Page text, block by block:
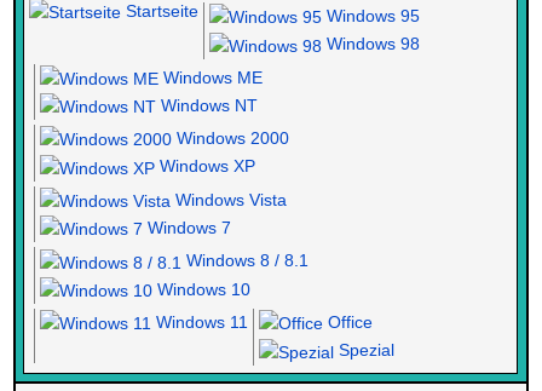
Startseite
Windows 95
Windows 98
Windows ME
Windows NT
Windows 2000
Windows XP
Windows Vista
Windows 7
Windows 8 / 8.1
Windows 10
Windows 11
Office
Spezial